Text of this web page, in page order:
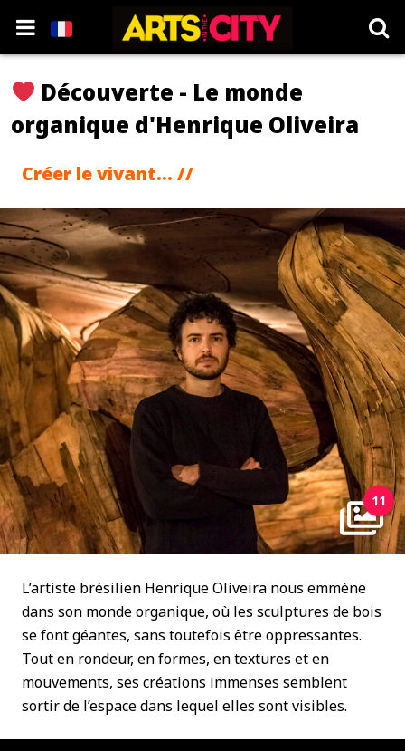
Découverte - Le monde
organique d'Henrique Oliveira
Créer le vivant... //
11
L’artiste brésilien Henrique Oliveira nous emmène
dans son monde organique, où les sculptures de bois
se font géantes, sans toutefois être oppressantes.
Tout en rondeur, en formes, en textures et en
mouvements, ses créations immenses semblent
sortir de l’espace dans lequel elles sont visibles.